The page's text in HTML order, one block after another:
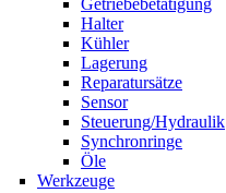
Getriebebetätigung
Halter
Kühler
Lagerung
Reparatursätze
Sensor
Steuerung/Hydraulik
Synchronringe
Öle
Werkzeuge